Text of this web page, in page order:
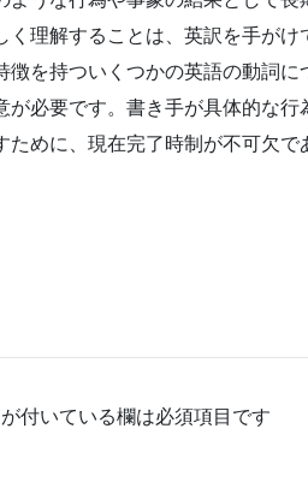
理解することは、英訳を手がけ
を持ついくつかの英語の動詞に
必要です。書き手が具体的な行
めに、現在完了時制が不可欠で
が付いている欄は必須項目です